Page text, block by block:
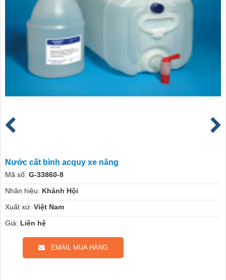
Nước cất bình acquy xe nâng
Mã số: G-33860-8
Nhãn hiệu: Khánh Hội
Xuất xứ: Việt Nam
Giá: Liên hệ
EMAIL MUA HÀNG